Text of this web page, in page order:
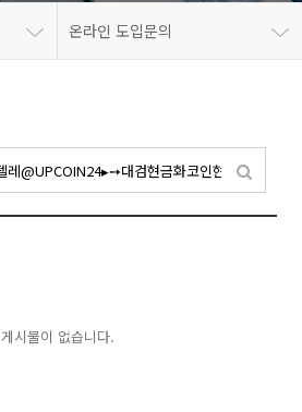
온라인 도입문의
게시물이 없습니다.